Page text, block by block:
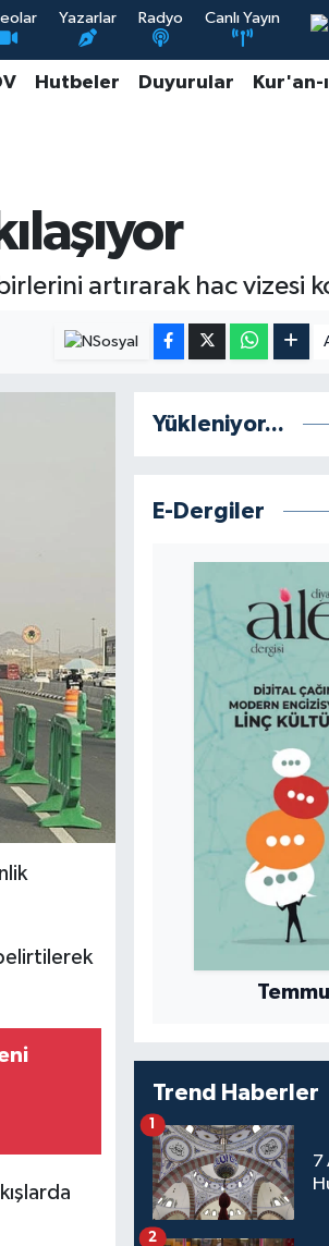
Yazarlar Radyo Canlı Yayın
Hutbeler Duyurular Kur'an-
artırarak hac vizesi
Yükleniyor...
E-Dergiler
Trend Haberler
7
2